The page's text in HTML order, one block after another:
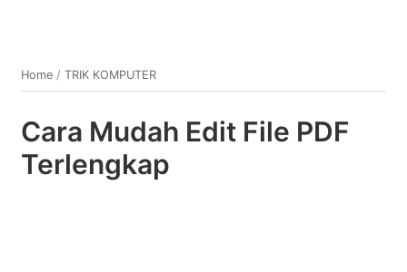
Home /TRIK KOMPUTER
Cara Mudah Edit File PDF
Terlengkap